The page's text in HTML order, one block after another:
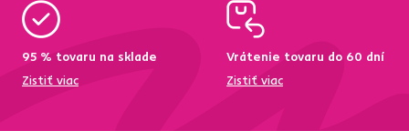
95 % tovaru na sklade
Zistiť viac
Vrátenie tovaru do 60 dní
Zistiť viac